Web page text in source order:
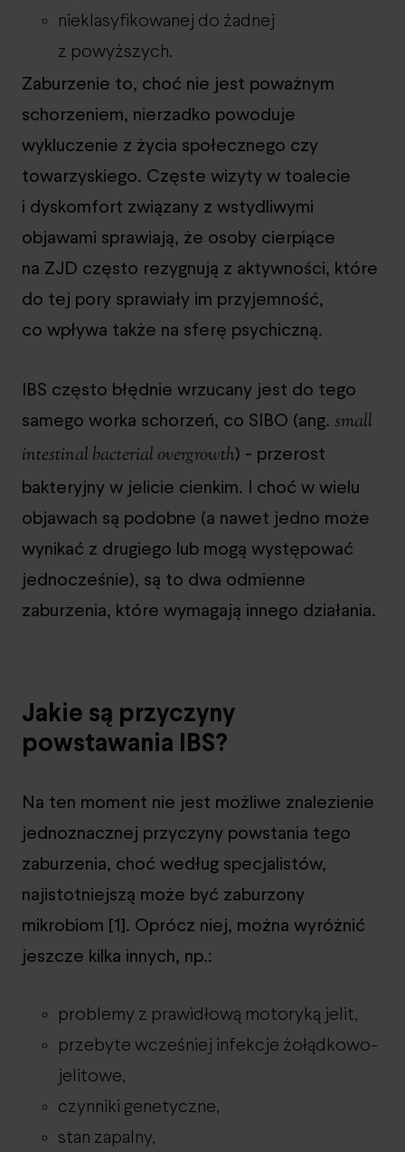
nieklasyfikowanej do żadnej
z powyższych.
Zaburzenie to, choć nie jest poważnym
schorzeniem, nierzadko powoduje
wykluczenie z życia społecznego czy
towarzyskiego. Częste wizyty w toalecie
i dyskomfort związany z wstydliwymi
objawami sprawiają, że osoby cierpiące
na ZJD często rezygnują z aktywności, które
do tej pory sprawiały im przyjemność,
co wpływa także na sferę psychiczną.
IBS często błędnie wrzucany jest do tego
samego worka schorzeń, co SIBO (ang. small
intestinal bacterial overgrowth) - przerost
bakteryjny w jelicie cienkim. I choć w wielu
objawach są podobne (a nawet jedno może
wynikać z drugiego lub mogą występować
jednocześnie), są to dwa odmienne
zaburzenia, które wymagają innego działania.
Jakie są przyczyny
powstawania IBS?
Na ten moment nie jest możliwe znalezienie
jednoznacznej przyczyny powstania tego
zaburzenia, choć według specjalistów,
najistotniejszą może być zaburzony
mikrobiom [1]. Oprócz niej, można wyróżnić
jeszcze kilka innych, np.:
problemy z prawidłową motoryką jelit,
przebyte wcześniej infekcje żołądkowo-
jelitowe,
czynniki genetyczne,
stan zapalny,